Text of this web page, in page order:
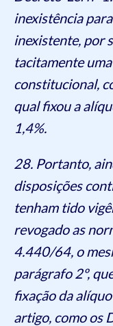
inexistência
inexistente, por
tacitamente
constitucional,
qual fixou a
1,4%.
28. Portanto,
disposições
tenham tido
revogado as
4.440/64, o
parágrafo 2º,
fixação da
artigo, como os